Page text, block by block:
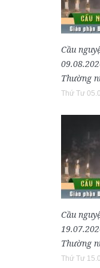
Cầu
Thường
Thứ Tư
Cầu
Thường
Thứ Tư